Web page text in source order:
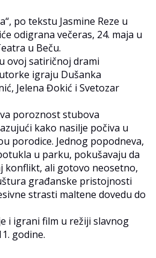
po tekstu Jasmine Reze u
odigrana večeras, 24. maja u
u Beču.
ovoj satiričnoj drami
igraju Dušanka
Jelena Đokić i Svetozar
poroznost stubova
kako nasilje počiva u
porodice. Jednog popodneva,
u parku, pokušavaju da
konflikt, ali gotovo neosetno,
građanske pristojnosti
strasti maltene dovedu do
i igrani film u režiji slavnog
godine.